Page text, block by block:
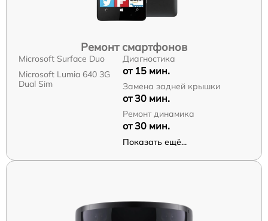
Ремонт смартфонов
Microsoft Surface Duo
Microsoft Lumia 640 3G
Dual Sim
Диагностика
от 15 мин.
Замена задней крышки
от 30 мин.
Ремонт динамика
от 30 мин.
Показать ещё...